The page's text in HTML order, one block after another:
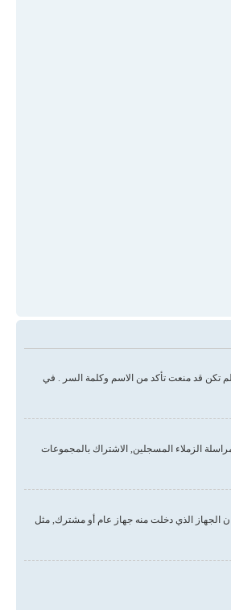
قد منعت تأكد من الاسم وكلمة السر . في
الزملاء المسجلين, الاشتراك بالمجموعات
الجهاز الذي دخلت منه جهاز عام أو مشترك, مثل